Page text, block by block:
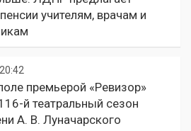
учителям, врачам и
премьерой «Ревизор»
й театральный сезон
А. В. Луначарского